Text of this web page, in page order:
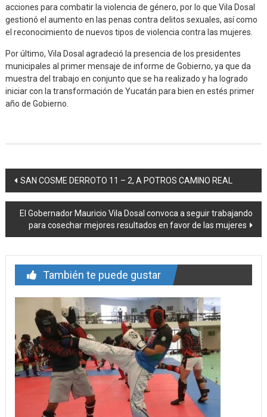
acciones para combatir la violencia de género, por lo que Vila Dosal
gestionó el aumento en las penas contra delitos sexuales, así como
el reconocimiento de nuevos tipos de violencia contra las mujeres.
Por último, Vila Dosal agradeció la presencia de los presidentes
municipales al primer mensaje de informe de Gobierno, ya que da
muestra del trabajo en conjunto que se ha realizado y ha logrado
iniciar con la transformación de Yucatán para bien en estés primer
año de Gobierno.
Navegación
de
entrada
SAN COSME DERROTO 11 – 2, A POTROS CAMINO REAL
El Gobernador Mauricio Vila Dosal convoca a seguir trabajando
para cosechar mejores resultados en favor de las mujeres
También te puede gustar